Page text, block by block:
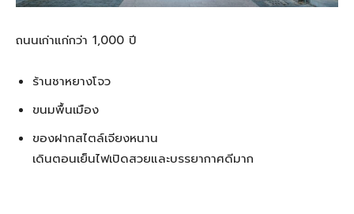
ถนนเก่าแก่กว่า 1,000 ปี
ร้านชาหยางโจว
ขนมพื้นเมือง
ของฝากสไตล์เจียงหนาน
เดินตอนเย็นไฟเปิดสวยและบรรยากาศดีมาก